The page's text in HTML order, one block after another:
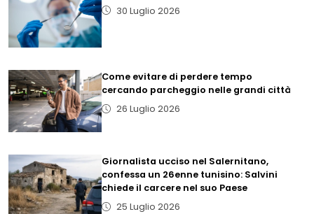
30 Luglio 2026
Come evitare di perdere tempo
cercando parcheggio nelle grandi città
26 Luglio 2026
Giornalista ucciso nel Salernitano,
confessa un 26enne tunisino: Salvini
chiede il carcere nel suo Paese
25 Luglio 2026